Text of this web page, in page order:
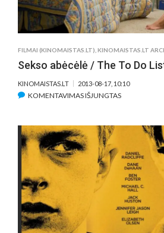
FILMAI (KINOMAISTAS.LT) KINOMAISTAS.LT
Sekso abėcėlė / The To Do
KINOMAISTAS.LT 2013-08-17, 10:10
KOMENTAVIMAS IŠJUNGTASĮRAŠE
TO
DO
LIST,
2013